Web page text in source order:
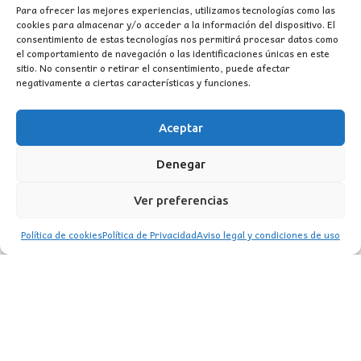
Para ofrecer las mejores experiencias, utilizamos tecnologías como las
cookies para almacenar y/o acceder a la información del dispositivo. El
consentimiento de estas tecnologías nos permitirá procesar datos como
el comportamiento de navegación o las identificaciones únicas en este
sitio. No consentir o retirar el consentimiento, puede afectar
negativamente a ciertas características y funciones.
Aceptar
Denegar
Ver preferencias
Política de cookiesPolítica de PrivacidadAviso legal y condiciones de uso
63,00€.52,50€.
WhatsApp
TikTok
Instagram